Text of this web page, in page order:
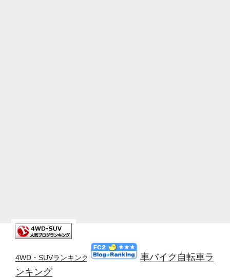
4WD・SUVランキング
車バイク自転車ラ
ンキング